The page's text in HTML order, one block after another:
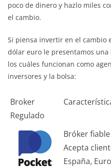
poco de dinero y hazlo miles
el cambio.
Si piensa invertir en el cambio
dólar euro le presentamos una
los cuáles funcionan como
inversores y la bolsa:
Broker
Regulado
Bróker
Acepta
España,